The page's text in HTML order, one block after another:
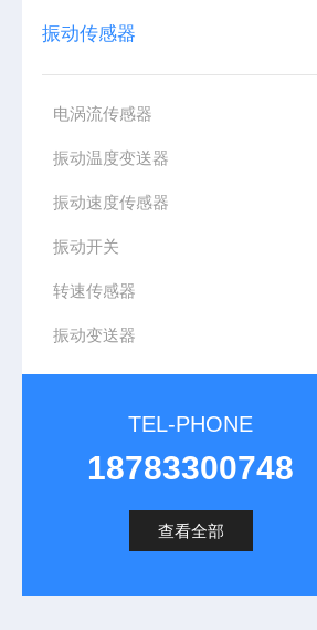
振动传感器
电涡流传感器
振动温度变送器
振动速度传感器
振动开关
转速传感器
振动变送器
TEL-PHONE
18783300748
查看全部